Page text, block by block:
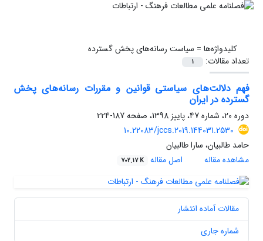
کلیدواژه‌ها = سیاست رسانه‌های پخش گسترده
تعداد مقالات:
1
فهم دلالت‌های سیاستی قوانین و مقررات رسانه‌های پخش
گسترده در ایران
دوره 20، شماره 47، پاییز 1398، صفحه
187-224
10.22083/jccs.2019.144031.2530
حامد طالبیان، سارا طالبیان
مشاهده مقاله
اصل مقاله 702.17 K
مقالات آماده انتشار
شماره جاری